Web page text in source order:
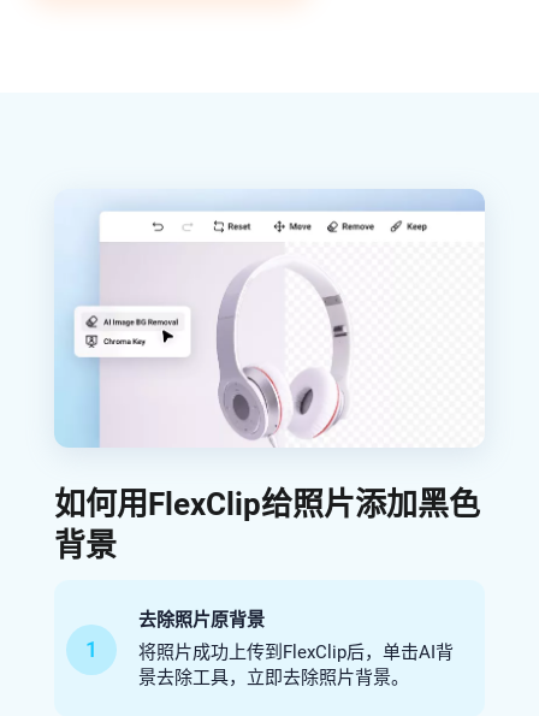
如何用FlexClip给照片添加黑色
背景
1
去除照片原背景
将照片成功上传到FlexClip后，单击AI背
景去除工具，立即去除照片背景。